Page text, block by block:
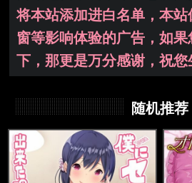
将本站添加进白名单，本
窗等影响体验的广告，如
下，那更是万分感谢，祝您
随机推荐